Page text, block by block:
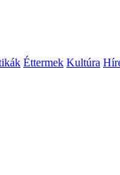
Éttermek Kultúra